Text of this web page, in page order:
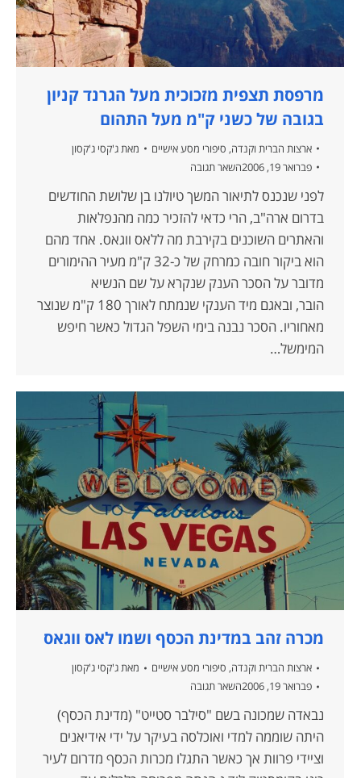
מרפסת תצפית מזכוכית מעל הגרנד קניון
בגובה של כשני ק"מ מעל התהום
ארצות הברית וקנדה, סיפורי מסע אישיים מאת ג'קסי ג'קסון
פברואר 19, 2006
השאר תגובה
לפני שנכנס לתיאור המשך טיולנו בן שלושת החודשים
בדרום ארה"ב, הרי כדאי להזכיר כמה מהנפלאות
והאתרים השוכנים בקירבת מה ללאס ווגאס. אחד מהם
הוא ביקור חובה כמרחק של כ-32 ק"מ מעיר ההימורים
מדובר על הסכר הענק שנקרא על שם הנשיא
הובר, ובאגם מיד הענקי שנמתח לאורך 180 ק"מ שנוצר
מאחוריו. הסכר נבנה בימי השפל הגדול כאשר חיפש
המימשל…
מכרה זהב במדינת הכסף ושמו לאס ווגאס
ארצות הברית וקנדה, סיפורי מסע אישיים מאתג'קסי ג'קסון
פברואר 19, 2006
השאר תגובה
נבאדה שמכונה בשם "סילבר סטייט" (מדינת הכסף)
היתה שוממה למדי ואוכלסה בעיקר על ידי אידיאנים
וציידי פרוות אך כאשר התגלו מכרות הכסף מדרום לעיר